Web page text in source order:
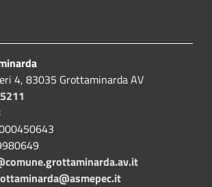
4, 83035 Grottaminarda AV